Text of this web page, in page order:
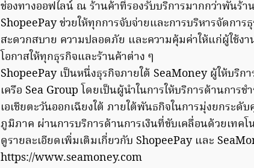
ช่องทางออฟไลน์ ณ ร้านค้าที่รองรับบริการมากกว่าพันร้า
ShopeePay ช่วยให้ทุกการจับจ่ายและการบริหารจัดกา
สะดวกสบาย ความปลอดภัย และความคุ้มค่าให้แก่ผู้ใช้ง
โอกาสให้ทุกธุรกิจและร้านค้าต่าง ๆ
ShopeePay เป็นหนึ่งธุรกิจภายใต้ SeaMoney ผู้ให้บริ
เครือ Sea Group โดยเป็นผู้นำในการให้บริการด้านการ
เอเชียตะวันออกเฉียงใต้ ภายใต้พันธกิจในการมุ่งยกระ
ภูมิภาค ผ่านการบริการด้านการเงินที่ขับเคลื่อนด้วยเทค
ดูรายละเอียดเพิ่มเติมเกี่ยวกับ ShopeePay และ
https://www.seamoney.com